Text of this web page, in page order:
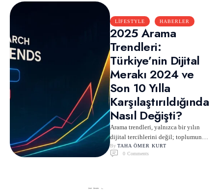
LIFESTYLE HABERLER
2025 Arama
Trendleri:
Türkiye’nin Dijital
Merakı 2024 ve
Son 10 Yılla
Karşılaştırıldığında
Nasıl Değişti?
Arama trendleri, yalnızca bir yılın
dijital tercihlerini değil; toplumun
kültürel dönüşümünü, gündemini ve
yaşam pratiklerini ortaya seren güçlü
By TAHA ÖMER KURT
0 Comments